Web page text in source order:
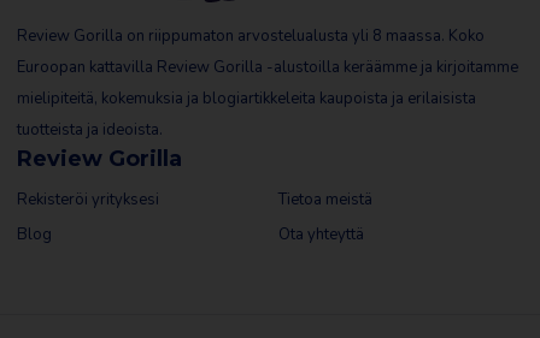
Review Gorilla on riippumaton arvostelualusta yli 8 maassa. Koko
Euroopan kattavilla Review Gorilla -alustoilla keräämme ja kirjoitamme
mielipiteitä, kokemuksia ja blogiartikkeleita kaupoista ja erilaisista
tuotteista ja ideoista.
Review Gorilla
Rekisteröi yrityksesi
Blog
Tietoa meistä
Ota yhteyttä